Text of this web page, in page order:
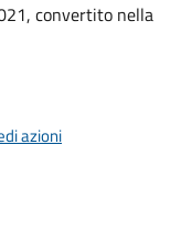
convertito nella
azioni